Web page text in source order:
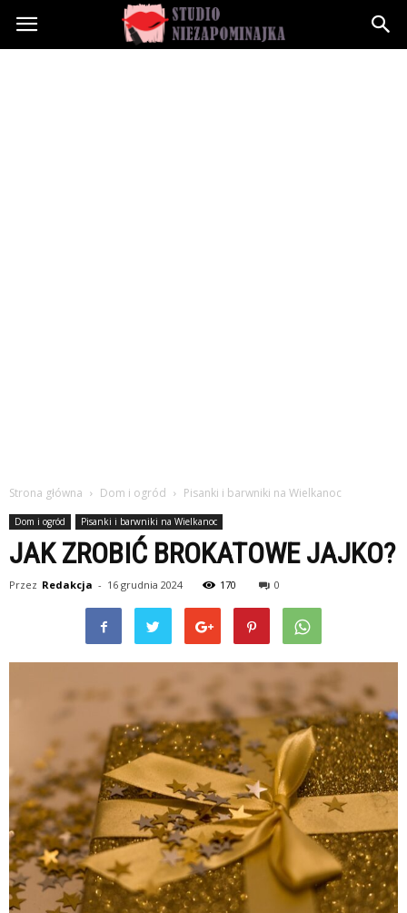
Studioniezapominajka.pl
Strona główna Dom i ogród Pisanki i barwniki na Wielkanoc
Dom i ogród Pisanki i barwniki na Wielkanoc
JAK ZROBIĆ BROKATOWE JAJKO?
Przez Redakcja - 16 grudnia 2024 170 0